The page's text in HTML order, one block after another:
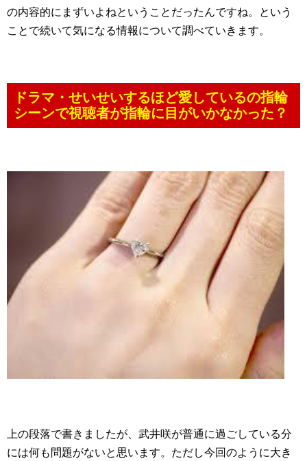
の内容的にまずいよねということだったんですね。という
ことで続いて気になる情報について調べていきます。
ドラマ・せいせいするほど愛しているの指輪
シーンで視聴者が指輪に目がいかなかった？
上の段落で書きましたが、武井咲が普通に過ごしている分
には何も問題がないと思います。ただし今回のように大き